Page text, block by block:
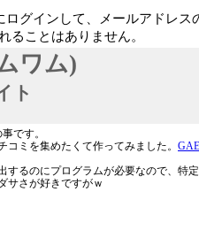
ログインして、メールアドレ
ることはありません。
ワム)
ト
です。
ミを集めたくて作ってみました。 GAE
するのにプログラムが必要なので、特
サさが好きですがｗ